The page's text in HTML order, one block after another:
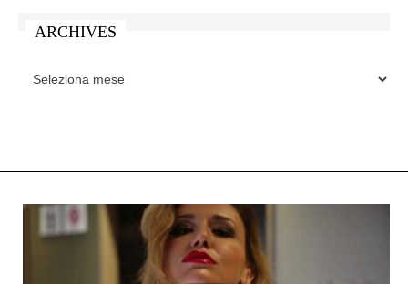
ARCHIVES